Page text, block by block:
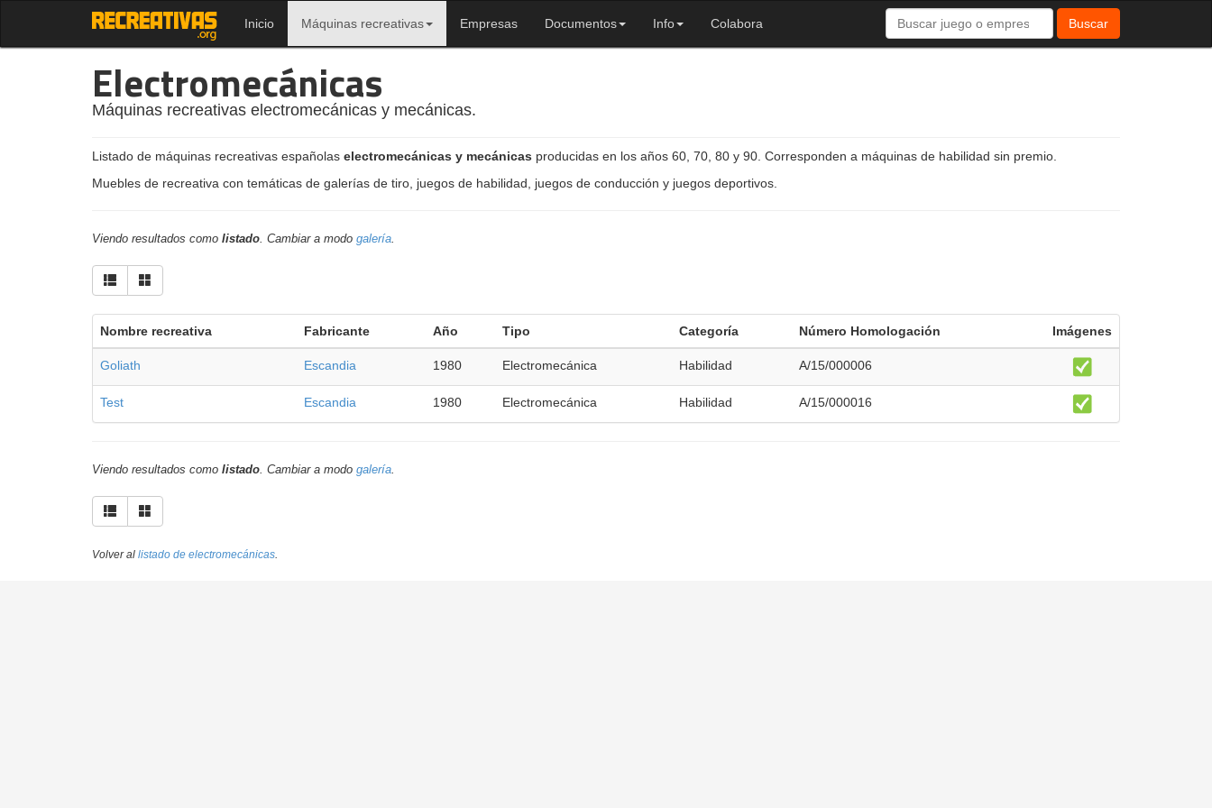
Inicio Máquinas recreativas Empresas Documentos Info Colabora Buscar
Electromecánicas
Máquinas recreativas electromecánicas y mecánicas.
Listado de máquinas recreativas españolas electromecánicas y mecánicas producidas en los años 60, 70, 80 y 90. Corresponden a máquinas de habilidad sin premio.
Muebles de recreativa con temáticas de galerías de tiro, juegos de habilidad, juegos de conducción y juegos deportivos.
Viendo resultados como listado. Cambiar a modo galería.
Nombre recreativa Fabricante Año Tipo Categoría Número Homologación Imágenes
Goliath Escandia 1980 Electromecánica Habilidad A/15/000006
Test Escandia 1980 Electromecánica Habilidad A/15/000016
Viendo resultados como listado. Cambiar a modo galería.
Volver al listado de electromecánicas.